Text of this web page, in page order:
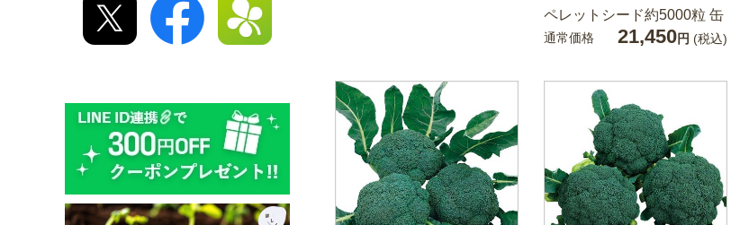
ペレットシード約5000粒 缶
通常価格 21,450円 (税込)